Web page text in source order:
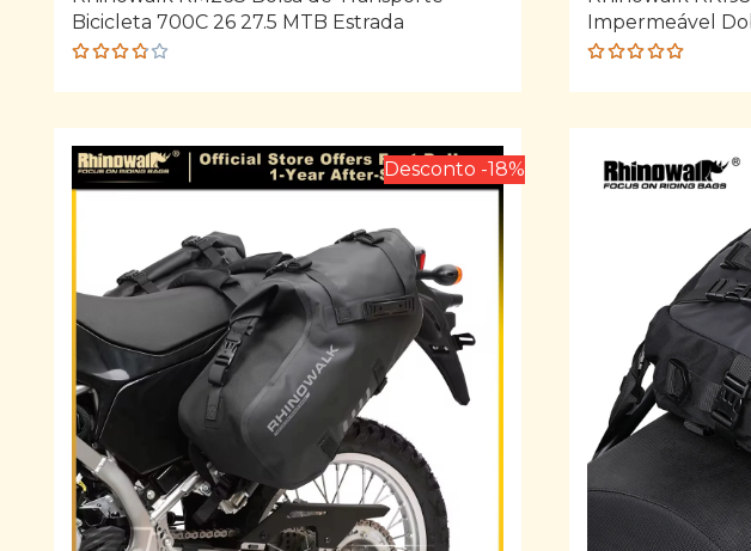
was:
€19.22.
is:
Bicicleta 700C 26 27.5 MTB Estrada
Rated
out of
5
was:
€32.19.
is:
Impermeável
Rated
of 5
Desconto -18%